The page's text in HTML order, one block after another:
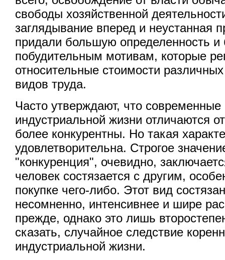
свободы хозяйственной
заглядывание вперед и неустанная
придали большую определенность и
побудительным мотивам, которые
относительные стоимости
видов труда.
Часто утверждают, что
индустриальной жизни отличаются
более конкурентны. Но такая
удовлетворительна. Строгое
"конкуренция", очевидно,
человек состязается с другим,
покупке чего-либо. Этот вид
несомненно, интенсивнее и шире
прежде, однако это лишь
сказать, случайное следствие
индустриальной жизни.